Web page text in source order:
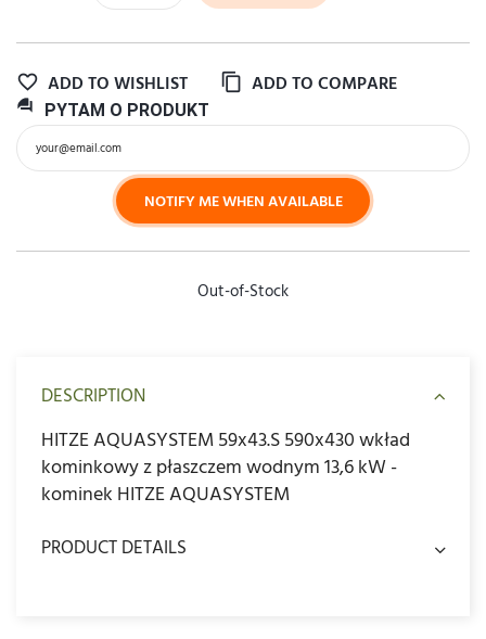
ADD TO WISHLIST ADD TO COMPARE
question_answer PYTAM O PRODUKT
NOTIFY ME WHEN AVAILABLE
Out-of-Stock
DESCRIPTION
HITZE AQUASYSTEM 59x43.S 590x430 wkład
kominkowy z płaszczem wodnym 13,6 kW -
kominek HITZE AQUASYSTEM
PRODUCT DETAILS